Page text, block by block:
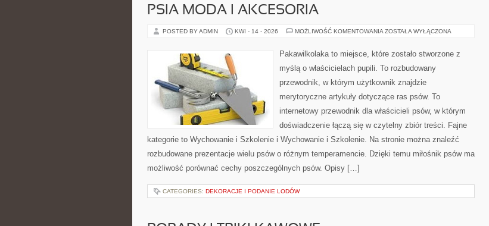
PSIA MODA I AKCESORIA
POSTED BY ADMIN KWI - 14 - 2026 MOŻLIWOŚĆ KOMENTOWANIA PSIA
AKCESORIA
ZOSTAŁA WYŁĄCZONA
Pakawilkolaka to miejsce, które zostało stworzone z
myślą o właścicielach pupili. To rozbudowany
przewodnik, w którym użytkownik znajdzie
merytoryczne artykuły dotyczące ras psów. To
internetowy przewodnik dla właścicieli psów, w którym
doświadczenie łączą się w czytelny zbiór treści. Fajne
kategorie to Wychowanie i Szkolenie i Wychowanie i Szkolenie. Na stronie można znaleźć
rozbudowane prezentacje wielu psów o różnym temperamencie. Dzięki temu miłośnik psów ma
możliwość porównać cechy poszczególnych psów. Opisy […]
CATEGORIES: DEKORACJE I PODANIE LODÓW